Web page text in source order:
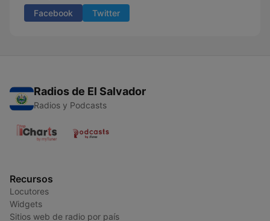
Facebook Twitter
Radios de El Salvador
Radios y Podcasts
Recursos
Locutores
Widgets
Sitios web de radio por país